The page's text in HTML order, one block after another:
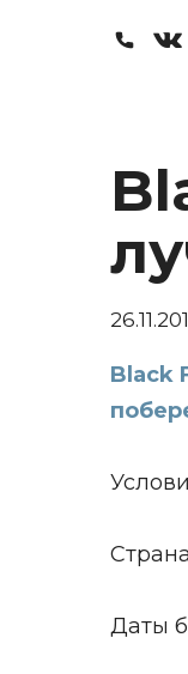
Black
Даты